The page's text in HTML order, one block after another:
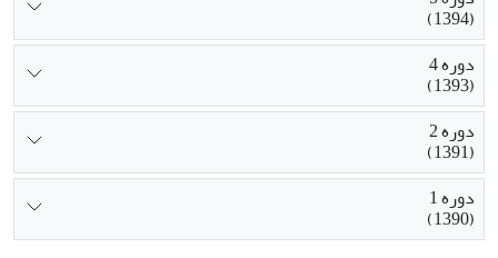
(1394)
دوره 4
(1393)
دوره 2
(1391)
دوره 1
(1390)